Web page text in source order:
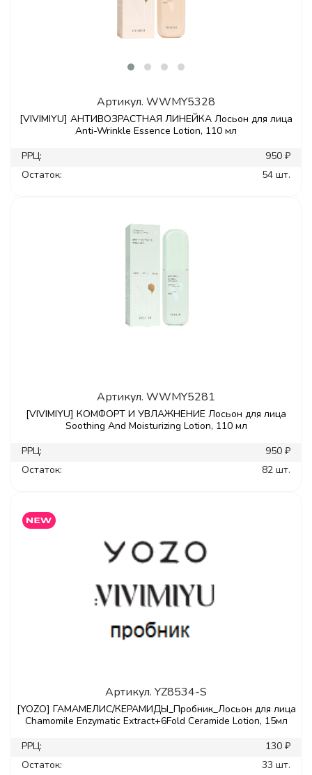
Артикул. WWMY5328
[VIVIMIYU] АНТИВОЗРАСТНАЯ ЛИНЕЙКА Лосьон для лица
Anti-Wrinkle Essence Lotion, 110 мл
РРЦ:
950 ₽
Остаток:
54 шт.
Артикул. WWMY5281
[VIVIMIYU] КОМФОРТ И УВЛАЖНЕНИЕ Лосьон для лица
Soothing And Moisturizing Lotion, 110 мл
РРЦ:
950 ₽
Остаток:
82 шт.
Артикул. YZ8534-S
[YOZO] ГАМАМЕЛИС/КЕРАМИДЫ_Пробник_Лосьон для лица
Chamomile Enzymatic Extract+6Fold Ceramide Lotion, 15мл
РРЦ:
130 ₽
Остаток:
33 шт.